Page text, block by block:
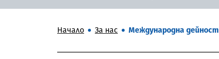
Начало За нас Международна дейност